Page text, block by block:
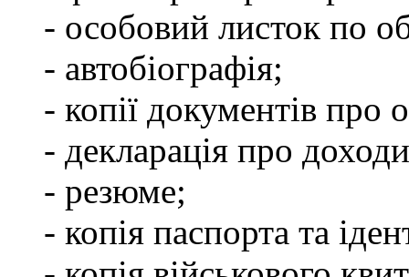
- особовий листок по
- автобіографія;
- копії документів про
- декларація про
- резюме;
- копія паспорта та